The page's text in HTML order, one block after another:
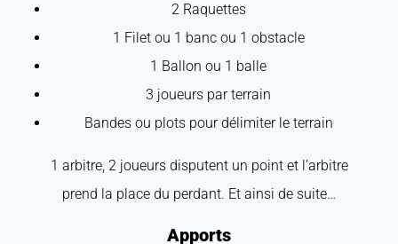
2 Raquettes
1 Filet ou 1 banc ou 1 obstacle
1 Ballon ou 1 balle
3 joueurs par terrain
Bandes ou plots pour délimiter le terrain
1 arbitre, 2 joueurs disputent un point et l’arbitre
prend la place du perdant. Et ainsi de suite…
Apports